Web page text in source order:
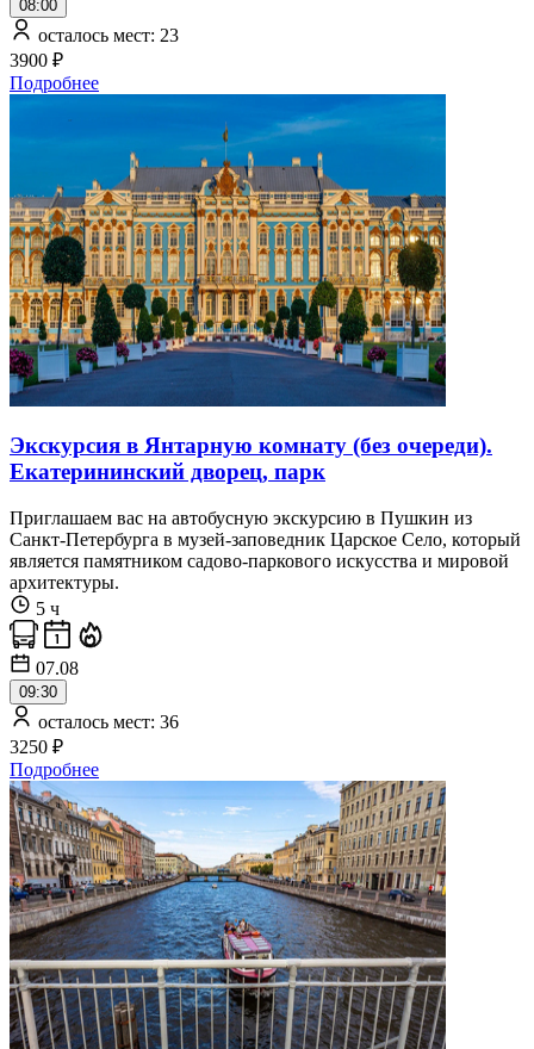
08:00
осталось мест: 23
3900 ₽
Подробнее
Экскурсия в Янтарную комнату (без очереди).
Екатерининский дворец, парк
Приглашаем вас на автобусную экскурсию в Пушкин из
Санкт-Петербурга в музей-заповедник Царское Село, который
является памятником садово-паркового искусства и мировой
архитектуры.
5 ч
07.08
09:30
осталось мест: 36
3250 ₽
Подробнее